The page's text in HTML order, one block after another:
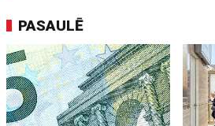
PASAULĒ